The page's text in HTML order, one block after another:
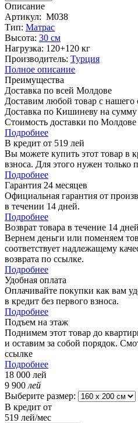
Описание
Артикул: M038
Тип: Матрас
Высота: 30 см
Нагрузка: 120+120 кг
Производитель: Турция
Полное описание
Преимущества
Доставка по всей Молдове
Доставим любой товар с нашего
Доставка по Кишиневу на сумму
Стоимость доставки по Молдове
Подробнее
В кредит от 519 лей
Вы можете купить этот товар в
взноса. Для этого нужен только
Подробнее
Гарантия 24 месяцев
Официальная гарантия от
в течении 14 дней.
Подробнее
Возврат товара в течение 14 дней
Вернем деньги или поменяем
соответствует надлежащему
возврата по ссылке.
Подробнее
Удобная оплата
Оплачивайте покупки как вам
в кредит без первого взноса.
Подробнее
Подъем на этаж
Поднимем этот товар до
и оставим за собой порядок.
сcылке
Подробнее
18 000 лей
9 900 лей
Выберите размер:
В кредит от
519 лей/мес